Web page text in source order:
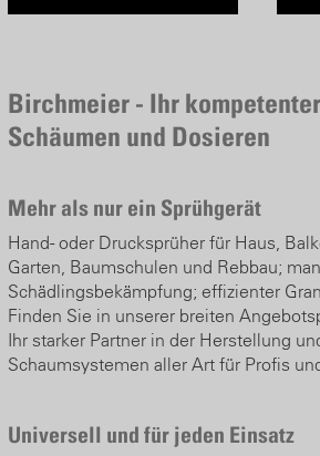
Birchmeier - Ihr
Schäumen und Dosieren
Mehr als nur ein Sprühgerät
Hand- oder Drucksprüher für Haus,
Garten, Baumschulen und Rebbau;
Schädlingsbekämpfung; effizienter
Finden Sie in unserer breiten
Ihr starker Partner in der Herstellung
Schaumsystemen aller Art für Profis
Universell und für jeden Einsatz